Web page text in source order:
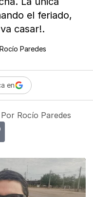
el feriado,
casar!.
Rocío Paredes
en
Por Rocío Paredes
link